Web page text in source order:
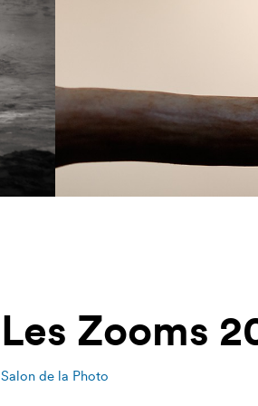
Les Zooms
Salon de la Photo